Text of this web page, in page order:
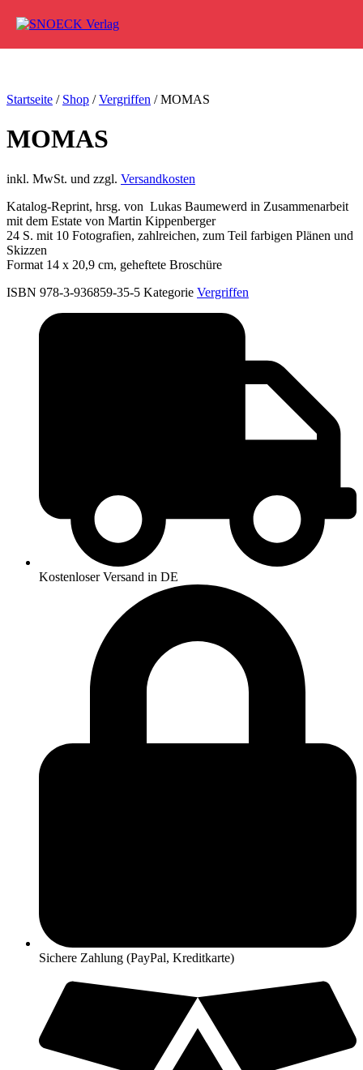
Startseite / Shop /Vergriffen / MOMAS
MOMAS
inkl. MwSt. und zzgl. Versandkosten
Katalog-Reprint, hrsg. von Lukas Baumewerd in Zusammenarbeit
mit dem Estate von Martin Kippenberger
24 S. mit 10 Fotografien, zahlreichen, zum Teil farbigen Plänen und
Skizzen
Format 14 x 20,9 cm, geheftete Broschüre
ISBN 978-3-936859-35-5 Kategorie Vergriffen
Kostenloser Versand in DE
Sichere Zahlung (PayPal, Kreditkarte)